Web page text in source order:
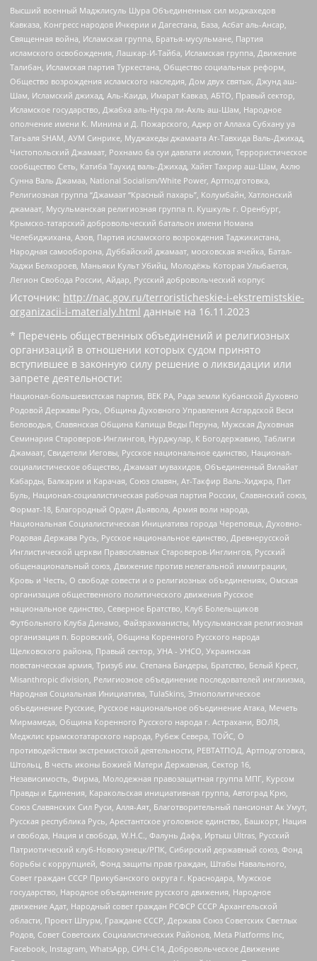
Высший военный Маджлисуль Шура Объединенных сил моджахедов
Кавказа, Конгресс народов Ичкерии и Дагестана, База, Асбат аль-Ансар,
Священная война, Исламская группа, Братья-мусульмане, Партия
исламского освобождения, Лашкар-И-Тайба, Исламская группа, Движение
Талибан, Исламская партия Туркестана, Общество социальных реформ,
Общество возрождения исламского наследия, Дом двух святых, Джунд аш-
Шам, Исламский джихад, Аль-Каида, Имарат Кавказ, АБТО, Правый сектор,
Исламское государство, Джабха аль-Нусра ли-Ахль аш-Шам, Народное
ополчение имени К. Минина и Д. Пожарского, Аджр от Аллаха Субхану уа
Тагьаля SHAM, АУМ Синрике, Муджахеды джамаата Ат-Тавхида Валь-Джихад,
Чистопольский Джамаат, Рохнамо ба суи давлати исломи, Террористическое
сообщество Сеть, Катиба Таухид валь-Джихад, Хайят Тахрир аш-Шам, Ахлю
Сунна Валь Джамаа, National Socialism/White Power, Артподготовка,
Религиозная группа “Джамаат “Красный пахарь”, Колумбайн, Хатлонский
джамаат, Мусульманская религиозная группа п. Кушкуль г. Оренбург,
Крымско-татарский добровольческий батальон имени Номана
Челебиджихана, Азов, Партия исламского возрождения Таджикистана,
Народная самооборона, Дуббайский джамаат, московская ячейка, Батал-
Хаджи Белхороев, Маньяки Культ Убийц, Молодёжь Которая Улыбается,
Легион Свобода России, Айдар, Русский добровольческий корпус
Источник: http://nac.gov.ru/terroristicheskie-i-ekstremistskie-
organizacii-i-materialy.html данные на 16.11.2023
* Перечень общественных объединений и религиозных
организаций в отношении которых судом принято
вступившее в законную силу решение о ликвидации или
запрете деятельности:
Национал-большевистская партия, ВЕК РА, Рада земли Кубанской Духовно
Родовой Державы Русь, Община Духовного Управления Асгардской Веси
Беловодья, Славянская Община Капища Веды Перуна, Мужская Духовная
Семинария Староверов-Инглингов, Нурджулар, К Богодержавию, Таблиги
Джамаат, Свидетели Иеговы, Русское национальное единство, Национал-
социалистическое общество, Джамаат мувахидов, Объединенный Вилайат
Кабарды, Балкарии и Карачая, Союз славян, Ат-Такфир Валь-Хиджра, Пит
Буль, Национал-социалистическая рабочая партия России, Славянский союз,
Формат-18, Благородный Орден Дьявола, Армия воли народа,
Национальная Социалистическая Инициатива города Череповца, Духовно-
Родовая Держава Русь, Русское национальное единство, Древнерусской
Инглистической церкви Православных Староверов-Инглингов, Русский
общенациональный союз, Движение против нелегальной иммиграции,
Кровь и Честь, О свободе совести и о религиозных объединениях, Омская
организация общественного политического движения Русское
национальное единство, Северное Братство, Клуб Болельщиков
Футбольного Клуба Динамо, Файзрахманисты, Мусульманская религиозная
организация п. Боровский, Община Коренного Русского народа
Щелковского района, Правый сектор, УНА - УНСО, Украинская
повстанческая армия, Тризуб им. Степана Бандеры, Братство, Белый Крест,
Misanthropic division, Религиозное объединение последователей инглиизма,
Народная Социальная Инициатива, TulaSkins, Этнополитическое
объединение Русские, Русское национальное объединение Атака, Мечеть
Мирмамеда, Община Коренного Русского народа г. Астрахани, ВОЛЯ,
Меджлис крымскотатарского народа, Рубеж Севера, ТОЙС, О
противодействии экстремистской деятельности, РЕВТАТПОД, Артподготовка,
Штольц, В честь иконы Божией Матери Державная, Сектор 16,
Независимость, Фирма, Молодежная правозащитная группа МПГ, Курсом
Правды и Единения, Каракольская инициативная группа, Автоград Крю,
Союз Славянских Сил Руси, Алля-Аят, Благотворительный пансионат Ак Умут,
Русская республика Русь, Арестантское уголовное единство, Башкорт, Нация
и свобода, Нация и свобода, W.H.С., Фалунь Дафа, Иртыш Ultras, Русский
Патриотический клуб-Новокузнецк/РПК, Сибирский державный союз, Фонд
борьбы с коррупцией, Фонд защиты прав граждан, Штабы Навального,
Совет граждан СССР Прикубанского округа г. Краснодара, Мужское
государство, Народное объединение русского движения, Народное
движение Адат, Народный совет граждан РСФСР СССР Архангельской
области, Проект Штурм, Граждане СССР, Держава Союз Советских Светлых
Родов, Совет Советских Социалистических Районов, Meta Platforms Inc,
Facebook, Instagram, WhatsApp, СИЧ-С14, Добровольческое Движение